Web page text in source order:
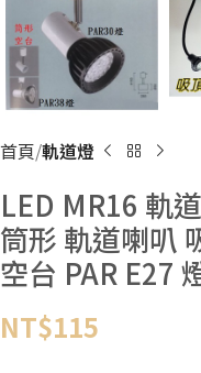
首頁 軌道燈
LED MR16 軌
筒形 軌道喇叭
空台 PAR E27
NT$115